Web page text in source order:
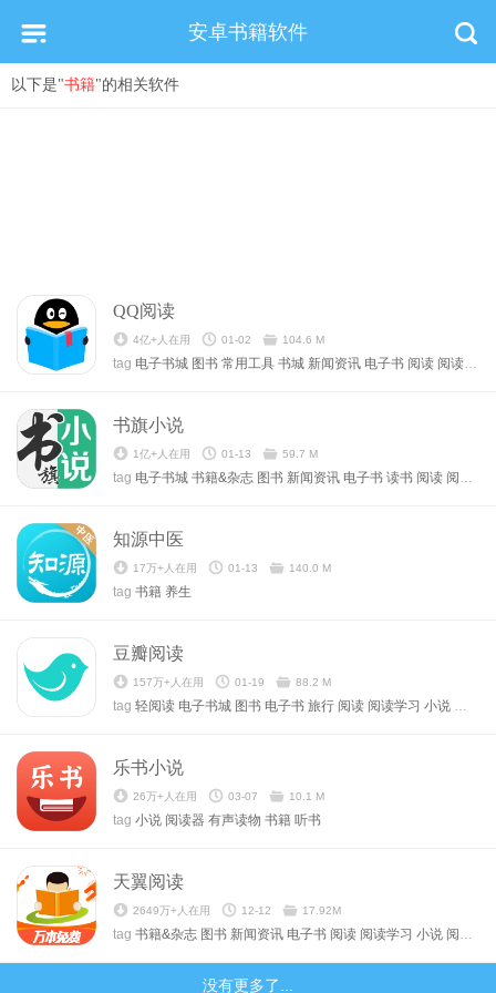
安卓书籍软件
以下是"书籍"的相关软件
QQ阅读
4亿+人在用 01-02 104.6 M
tag 电子书城 图书 常用工具 书城 新闻资讯 电子书 阅读 阅读学习
书旗小说
1亿+人在用 01-13 59.7 M
tag 电子书城 书籍&杂志 图书 新闻资讯 电子书 读书 阅读 阅读学习
知源中医
17万+人在用 01-13 140.0 M
tag 书籍 养生
豆瓣阅读
157万+人在用 01-19 88.2 M
tag 轻阅读 电子书城 图书 电子书 旅行 阅读 阅读学习 小说 书籍
乐书小说
26万+人在用 03-07 10.1 M
tag 小说 阅读器 有声读物 书籍 听书
天翼阅读
2649万+人在用 12-12 17.92M
tag 书籍&杂志 图书 新闻资讯 电子书 阅读 阅读学习 小说 阅读器
没有更多了...